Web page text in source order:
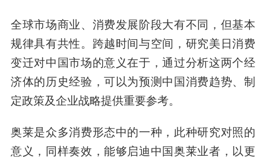
全球市场商业、消费发展阶段大有不同，但基本
规律具有共性。跨越时间与空间，研究美日消费
变迁对中国市场的意义在于，通过分析这两个经
济体的历史经验，可以为预测中国消费趋势、制
定政策及企业战略提供重要参考。
奥莱是众多消费形态中的一种，此种研究对照的
意义，同样奏效，能够启迪中国奥莱业者，以更